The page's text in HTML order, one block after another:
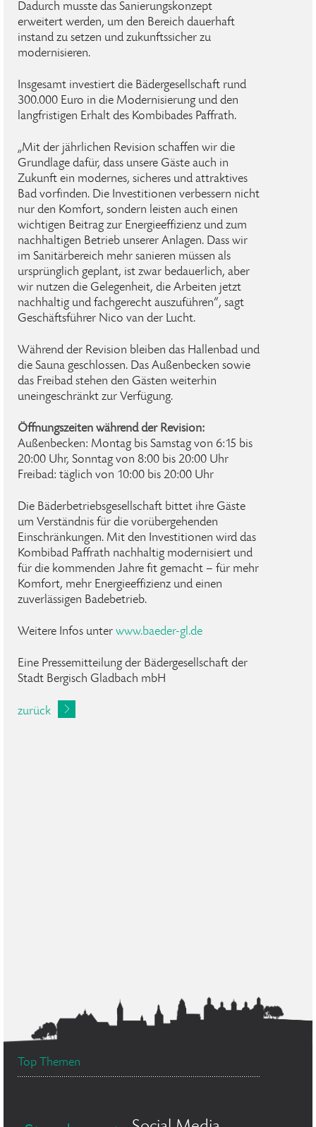
Dadurch musste das Sanierungskonzept
erweitert werden, um den Bereich dauerhaft
instand zu setzen und zukunftssicher zu
modernisieren.
Insgesamt investiert die Bädergesellschaft rund
300.000 Euro in die Modernisierung und den
langfristigen Erhalt des Kombibades Paffrath.
„Mit der jährlichen Revision schaffen wir die
Grundlage dafür, dass unsere Gäste auch in
Zukunft ein modernes, sicheres und attraktives
Bad vorfinden. Die Investitionen verbessern nicht
nur den Komfort, sondern leisten auch einen
wichtigen Beitrag zur Energieeffizienz und zum
nachhaltigen Betrieb unserer Anlagen. Dass wir
im Sanitärbereich mehr sanieren müssen als
ursprünglich geplant, ist zwar bedauerlich, aber
wir nutzen die Gelegenheit, die Arbeiten jetzt
nachhaltig und fachgerecht auszuführen“, sagt
Geschäftsführer Nico van der Lucht.
Während der Revision bleiben das Hallenbad und
die Sauna geschlossen. Das Außenbecken sowie
das Freibad stehen den Gästen weiterhin
uneingeschränkt zur Verfügung.
Öffnungszeiten während der Revision:
Außenbecken: Montag bis Samstag von 6:15 bis
20:00 Uhr, Sonntag von 8:00 bis 20:00 Uhr
Freibad: täglich von 10:00 bis 20:00 Uhr
Die Bäderbetriebsgesellschaft bittet ihre Gäste
um Verständnis für die vorübergehenden
Einschränkungen. Mit den Investitionen wird das
Kombibad Paffrath nachhaltig modernisiert und
für die kommenden Jahre fit gemacht – für mehr
Komfort, mehr Energieeffizienz und einen
zuverlässigen Badebetrieb.
Weitere Infos unter www.baeder-gl.de
Eine Pressemitteilung der Bädergesellschaft der
Stadt Bergisch Gladbach mbH
zurück
Top Themen